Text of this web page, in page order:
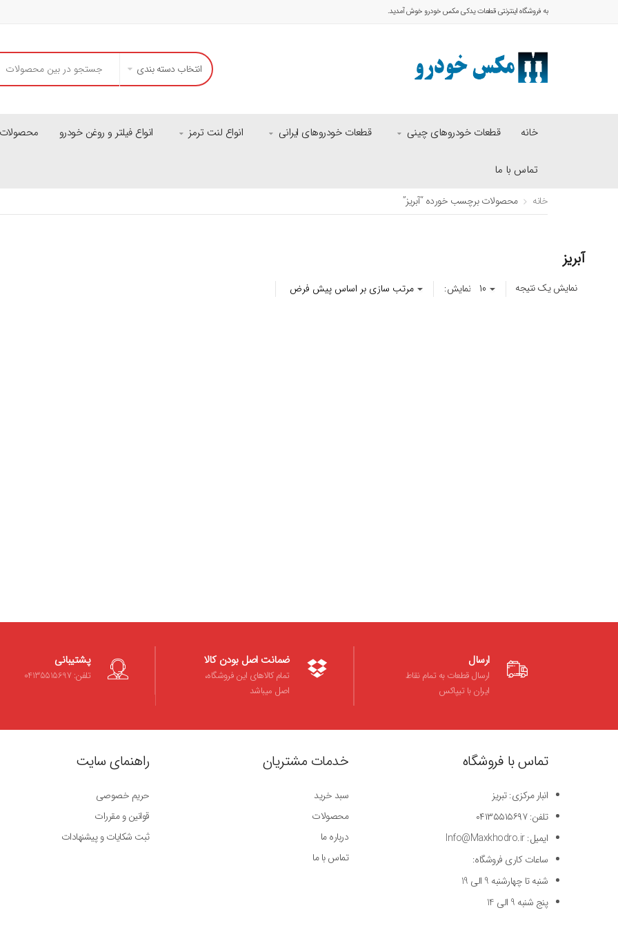
به فروشگاه اینترنتی قطعات یدکی مکس خودرو خوش آمدید.
انتخاب دسته بندی
خانه قطعات خودروهای چینی قطعات خودروهای ایرانی انواع لنت ترمز انواع فیلتر و روغن خودرو محصولات
تماس با ما
خانه محصولات برچسب خورده “آبریز”
آبریز
نمایش یک نتیجه نمایش:
پشتیبانی
تلفن: 04135515697
ضمانت اصل بودن کالا
تمام کالاهای این فروشگاه،
اصل میباشد
ارسال
ارسال قطعات به تمام نقاط
ایران با تیپاکس
راهنمای سایت
حریم خصوصی
قوانین و مقررات
ثبت شکایات و پیشنهادات
خدمات مشتریان
سبد خرید
محصولات
درباره ما
تماس با ما
تماس با فروشگاه
انبار مرکزی: تبریز
تلفن: ۰۴۱۳۵۵۱۵۶۹۷
ایمیل: Info@Maxkhodro.ir
ساعات کاری فروشگاه:
شنبه تا چهارشنبه 9 الی 19
پنج شنبه 9 الی 14